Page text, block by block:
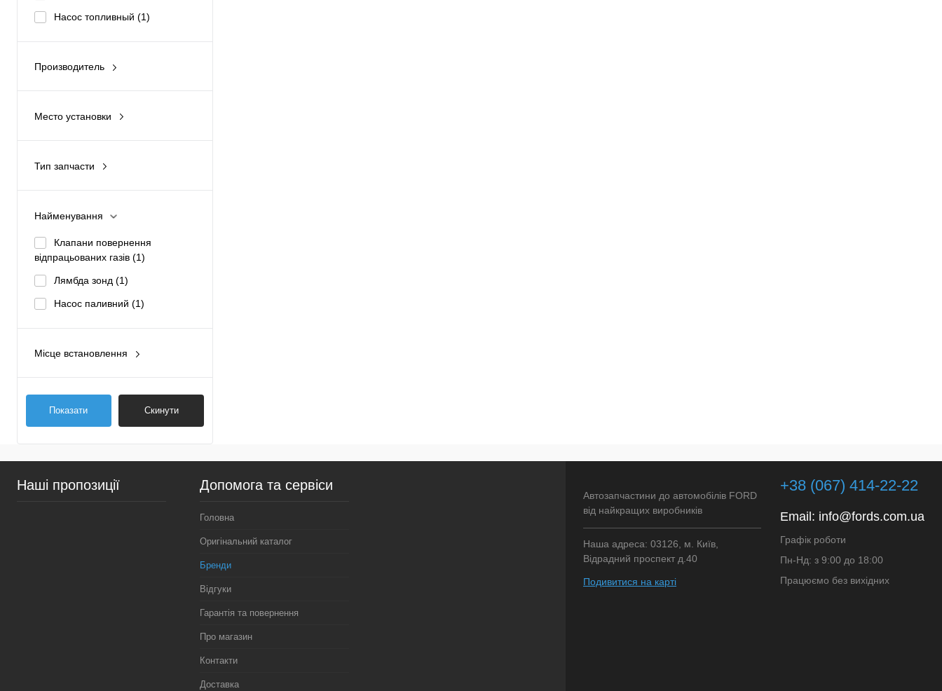
Насос топливный (1)
Производитель
Место установки
Тип запчасти
Найменування
Клапани повернення
відпрацьованих газів (1)
Лямбда зонд (1)
Насос паливний (1)
Місце встановлення
Показати Скинути
Наші пропозиції Допомога та сервіси
Головна
Оригінальний каталог
Бренди
Відгуки
Гарантія та повернення
Про магазин
Контакти
Доставка
Автозапчастини до автомобілів FORD
від найкращих виробників
Наша адреса: 03126, м. Київ,
Відрадний проспект д.40
Подивитися на карті
+38 (067) 414-22-22
Email: info@fords.com.ua
Графік роботи
Пн-Нд: з 9:00 до 18:00
Працюємо без вихідних